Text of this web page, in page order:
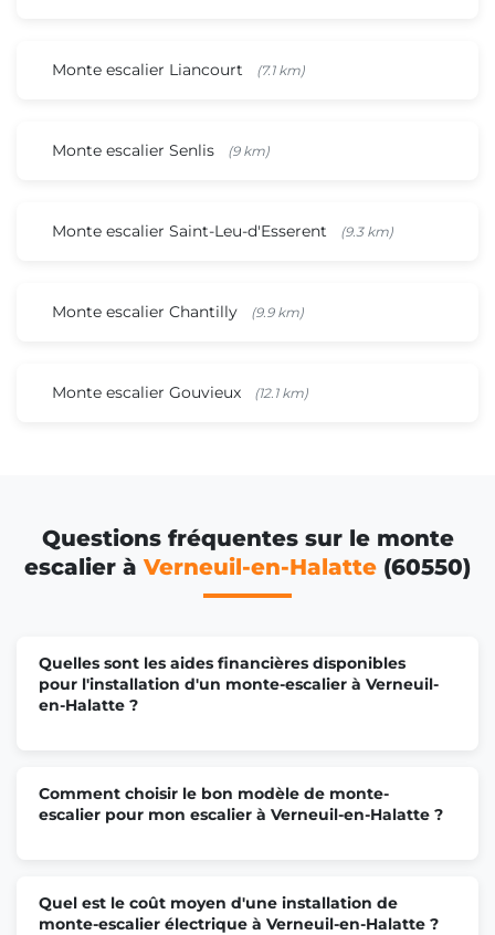
Monte escalier Liancourt (7.1 km)
Monte escalier Senlis (9 km)
Monte escalier Saint-Leu-d'Esserent (9.3 km)
Monte escalier Chantilly (9.9 km)
Monte escalier Gouvieux (12.1 km)
Questions fréquentes sur le monte
escalier à Verneuil-en-Halatte (60550)
Quelles sont les aides financières disponibles
pour l'installation d'un monte-escalier à Verneuil-
en-Halatte ?
Comment choisir le bon modèle de monte-
escalier pour mon escalier à Verneuil-en-Halatte ?
Quel est le coût moyen d'une installation de
monte-escalier électrique à Verneuil-en-Halatte ?